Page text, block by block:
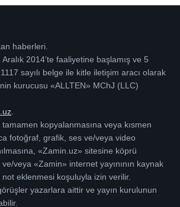
haberleri.
2014’te faaliyetine başlamış ve 5
sayılı belge ile kitle iletişim aracı olarak
kurucusu «ALLTEN» MChJ (LLC)
kopyalanmasına veya kısmen
fotoğraf, grafik, ses ve/veya video
«Zamin.uz» sitesine köprü
ve/veya «Zamin» internet yayınının kaynak
eklenmesi koşuluyla izin verilir.
yazarlara aittir ve yayın kurulunun